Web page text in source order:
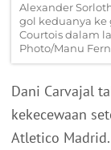
Alexander
gol keduanya ke
Courtois dalam
Photo/Manu
Dani Carvajal
kekecewaan
Atletico